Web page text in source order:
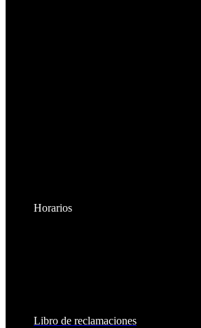
Horarios
Libro de reclamaciones